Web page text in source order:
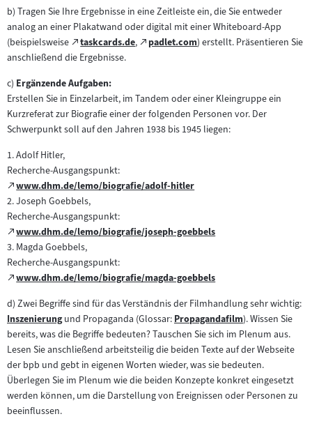
neuen
Tab)
Inhalt:
im
neuen
Tab)
b) Tragen Sie Ihre Ergebnisse in eine Zeitleiste ein, die Sie entweder
analog an einer Plakatwand oder digital mit einer Whiteboard-App
(beispielsweise
Zum
externen
taskcards.de
(öffnet
im
neuen
Tab)
,
Zum
padlet.com
(öffnet
Tab)
) erstellt. Präsentieren Sie
anschließend die Ergebnisse.
c) Ergänzende Aufgaben:
Erstellen Sie in Einzelarbeit, im Tandem oder einer Kleingruppe ein
Kurzreferat zur Biografie einer der folgenden Personen vor. Der
Schwerpunkt soll auf den Jahren 1938 bis 1945 liegen:
1. Adolf Hitler,
Recherche-Ausgangspunkt:
Zum
externen
Inhalt:
www.dhm.de/lemo/biografie/adolf-hitler
(öffnet
im
neuen
Tab)
2. Joseph Goebbels,
Recherche-Ausgangspunkt:
Zum
externen
Inhalt:
www.dhm.de/lemo/biografie/joseph-goebbels
(öffnet
im
neuen
Tab)
3. Magda Goebbels,
Recherche-Ausgangspunkt:
Zum
Inhalt:
www.dhm.de/lemo/biografie/magda-goebbels
(öffnet
im
neuen
Tab)
d) Zwei Begriffe sind für das Verständnis der Filmhandlung sehr wichtig:
Zum
Inhalt:
Inszenierungund Propaganda (Glossar:Zum
Inhalt:
Propagandafilm). Wissen Sie
bereits, was die Begriffe bedeuten? Tauschen Sie sich im Plenum aus.
Lesen Sie anschließend arbeitsteilig die beiden Texte auf der Webseite
der bpb und gebt in eigenen Worten wieder, was sie bedeuten.
Überlegen Sie im Plenum wie die beiden Konzepte konkret eingesetzt
werden können, um die Darstellung von Ereignissen oder Personen zu
beeinflussen.